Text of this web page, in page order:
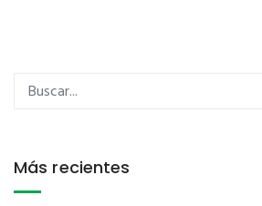
Más recientes